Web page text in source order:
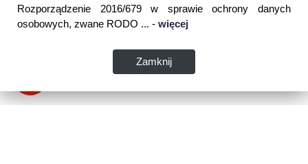
Rozporządzenie 2016/679 w sprawie ochrony danych
osobowych, zwane RODO ... - więcej
Zamknij